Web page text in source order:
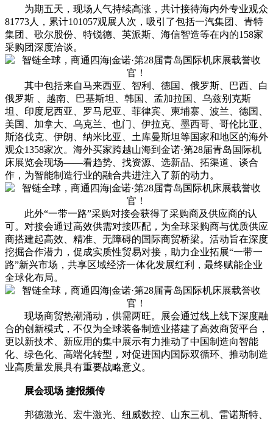
为期五天，现场人气持续高涨，共计接待海内外专业观众
81773人，累计101057观展人次，吸引了包括一汽集团、青特
集团、歌尔股份、特锐德、英派斯、海信智造等在内的158家
采购团深度洽谈。
其中包括来自马来西亚、智利、德国、俄罗斯、巴西、白
俄罗斯 、越南、巴基斯坦、韩国、孟加拉国、乌兹别克斯
坦、印度尼西亚、罗马尼亚、菲律宾、柬埔寨、波兰、德国、
美国、加拿大、乌克兰、也门、伊拉克、墨西哥、哥伦比亚、
斯洛伐克、伊朗、纳米比亚、土库曼斯坦等国家和地区的海外
观众1358家次。海外买家跨越山海到金诺·第28届青岛国际机
床展览会现场——看趋势、找资源、选新品、拓渠道、谈合
作，为智能制造行业的融合共进注入了新的动力。
此外“一带一路”采购对接会获得了采购商及供应商的认
可。对接会通过高效供需对接匹配，为全球采购商与优质供应
商搭建起高效、精准、无障碍的国际商贸桥梁。活动旨在深度
挖掘合作潜力，促成实质性贸易对接，助力企业拓展“一带一
路”新兴市场，共享区域经济一体化发展红利，最终赋能企业
全球化布局。
现场商贸热潮涌动，供需两旺。展会通过线上线下深度融
合的创新模式，不仅为全球装备制造业搭建了高效商贸平台，
更以新技术、新应用的集中展示有力推动了中国制造向智能
化、绿色化、高端化转型，对促进国内国际双循环、推动制造
业高质量发展具有重要战略意义。
展会现场 捷报频传
邦德激光、宏牛激光、纽威数控、山东三机、雷诺斯特、